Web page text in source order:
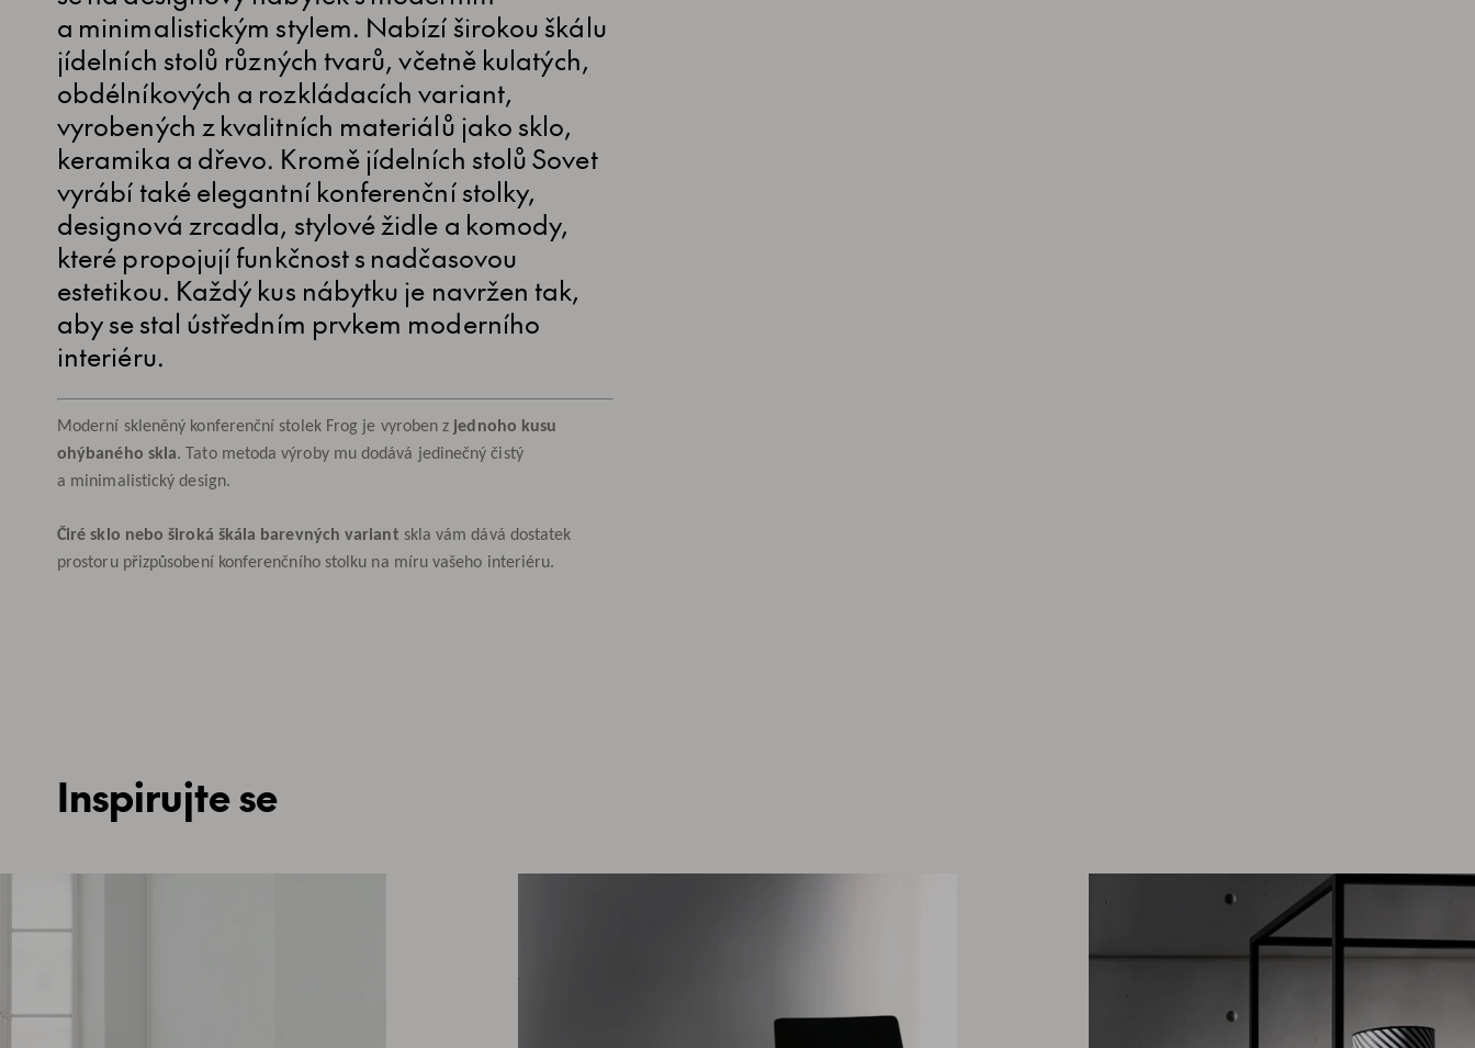
a minimalistickým stylem. Nabízí širokou škálu
jídelních stolů různých tvarů, včetně kulatých,
obdélníkových a rozkládacích variant,
vyrobených z kvalitních materiálů jako sklo,
keramika a dřevo. Kromě jídelních stolů Sovet
vyrábí také elegantní konferenční stolky,
designová zrcadla, stylové židle a komody,
které propojují funkčnost s nadčasovou
estetikou. Každý kus nábytku je navržen tak,
aby se stal ústředním prvkem moderního
interiéru.
Moderní skleněný konferenční stolek Frog je vyroben z jednoho kusu
ohýbaného skla. Tato metoda výroby mu dodává jedinečný čistý
a minimalistický design.
Čiré sklo nebo široká škála barevných variant skla vám dává dostatek
prostoru přizpůsobení konferenčního stolku na míru vašeho interiéru.
Inspirujte se